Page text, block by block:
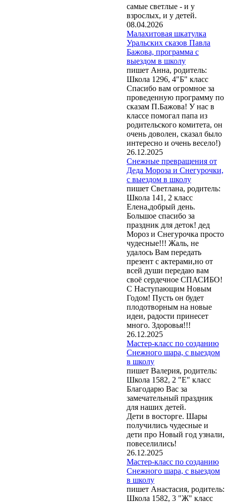
самые светлые - и у
взрослых, и у детей.
08.04.2026
Малахитовая шкатулка
Уральских сказов Павла
Бажова, программа с
выездом в школу
пишет Анна, родитель:
Школа 1296, 4"Б" класс
Спасибо вам огромное за
проведенную программу по
сказам П.Бажова! У нас в
классе помогал папа из
родительского комитета, он
очень доволен, сказал было
интересно и очень весело!)
26.12.2025
Снежные превращения от
Деда Мороза и Снегурочки,
с выездом в школу
пишет Светлана, родитель:
Школа 141, 2 класс
Елена,добрый день.
Большое спасибо за
праздник для деток! дед
Мороз и Снегурочка просто
чудесные!!! Жаль, не
удалось Вам передать
презент с актерами,но от
всей души передаю вам
своё сердечное СПАСИБО!
С Наступающим Новым
Годом! Пусть он будет
плодотворным на новые
идеи, радости принесет
много. Здоровья!!!
26.12.2025
Мастер-класс по созданию
Снежного шара, с выездом
в школу
пишет Валерия, родитель:
Школа 1582, 2 "Е" класс
Благодарю Вас за
замечательный праздник
для наших детей.
Дети в восторге. Шары
получились чудесные и
дети про Новый год узнали,
повеселились!
26.12.2025
Мастер-класс по созданию
Снежного шара, с выездом
в школу
пишет Анастасия, родитель:
Школа 1582, 3 "Ж" класс